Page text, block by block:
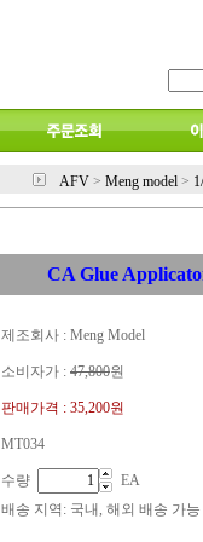
AFV > Meng model >
CA Glue
제조회사 : Meng Model
소비자가 : 47,800원
판매가격 : 35,200원
MT034
수량
EA
배송 지역 : 국내, 해외 배송 가능